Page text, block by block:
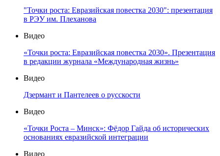
"Точки роста: Евразийская повестка 2030": презентация
в РЭУ им. Плеханова
Видео
«Точки роста: Евразийская повестка 2030». Презентация
в редакции журнала «Международная жизнь»
Видео
Дзермант и Пантелеев о русскости
Видео
«Точки Роста – Минск»: Фёдор Гайда об исторических
основаниях евразийской интеграции
Видео